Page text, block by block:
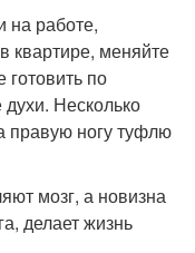
на работе,
квартире, меняйте
готовить по
Несколько
правую ногу туфлю
мозг, а новизна
делает жизнь